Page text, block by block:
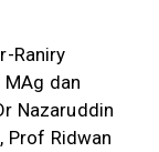
Raniry
dan
Nazaruddin
Prof Ridwan